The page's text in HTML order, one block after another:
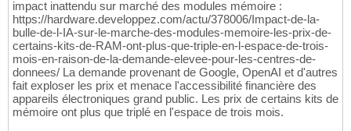
impact inattendu sur marché des modules mémoire :
https://hardware.developpez.com/actu/378006/Impact-de-la-
bulle-de-l-IA-sur-le-marche-des-modules-memoire-les-prix-de-
certains-kits-de-RAM-ont-plus-que-triple-en-l-espace-de-trois-
mois-en-raison-de-la-demande-elevee-pour-les-centres-de-
donnees/ La demande provenant de Google, OpenAI et d'autres
fait exploser les prix et menace l'accessibilité financière des
appareils électroniques grand public. Les prix de certains kits de
mémoire ont plus que triplé en l'espace de trois mois.